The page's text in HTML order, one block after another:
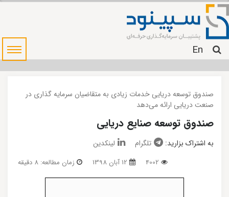
En
صندوق توسعه دریایی خدمات زیادی به متقاضیان سرمایه گذاری در
صنعت دریایی ارائه می‌دهد
صندوق توسعه صنایع دریایی
به اشتراک بزارید: تلگرام لینکدین
زمان مطالعه: 8 دقیقه